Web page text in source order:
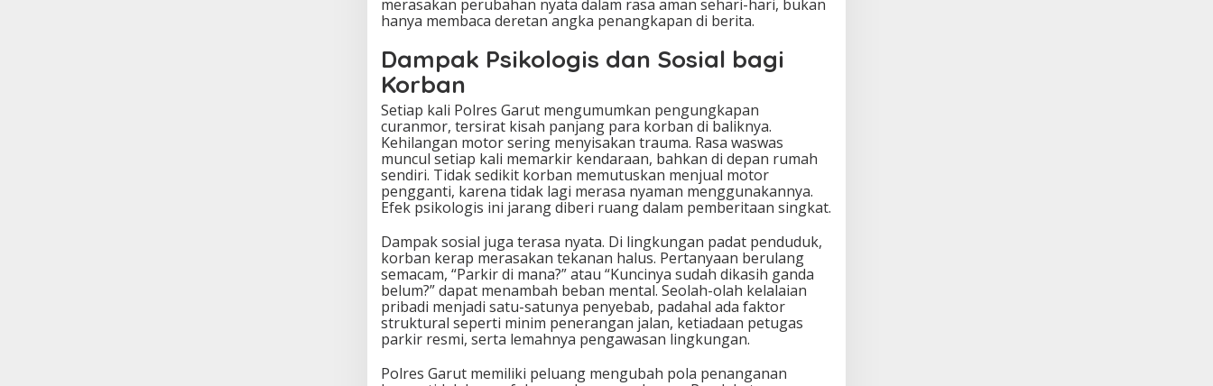
merasakan perubahan nyata dalam rasa aman sehari-hari, bukan
hanya membaca deretan angka penangkapan di berita.
Dampak Psikologis dan Sosial bagi
Korban
Setiap kali Polres Garut mengumumkan pengungkapan
curanmor, tersirat kisah panjang para korban di baliknya.
Kehilangan motor sering menyisakan trauma. Rasa waswas
muncul setiap kali memarkir kendaraan, bahkan di depan rumah
sendiri. Tidak sedikit korban memutuskan menjual motor
pengganti, karena tidak lagi merasa nyaman menggunakannya.
Efek psikologis ini jarang diberi ruang dalam pemberitaan singkat.
Dampak sosial juga terasa nyata. Di lingkungan padat penduduk,
korban kerap merasakan tekanan halus. Pertanyaan berulang
semacam, “Parkir di mana?” atau “Kuncinya sudah dikasih ganda
belum?” dapat menambah beban mental. Seolah-olah kelalaian
pribadi menjadi satu-satunya penyebab, padahal ada faktor
struktural seperti minim penerangan jalan, ketiadaan petugas
parkir resmi, serta lemahnya pengawasan lingkungan.
Polres Garut memiliki peluang mengubah pola penanganan